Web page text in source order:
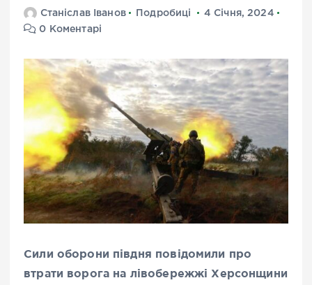
Станіслав Іванов Подробиці
4 Січня, 2024
0 Коментарі
Сили оборони півдня повідомили про
втрати ворога на лівобережжі Херсонщини